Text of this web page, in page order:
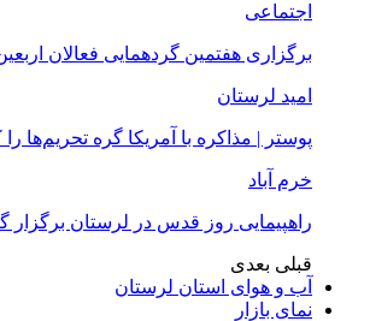
اجتماعی
برگزاری هفتمین گردهمایی فعالان
امید لرستان
پوستر | مذاکره با آمریکا گره تحریم‌ها
خرم آباد
راهپیمایی روز قدس در لرستان برگزار
قبلی بعدی
آب و هوای استان لرستان
نمای بازار